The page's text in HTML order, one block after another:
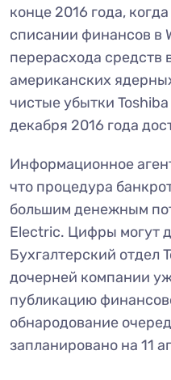
конце 2016 года,
списании финансов в
перерасхода средств
американских
чистые убытки
декабря 2016 года
Информационное
что процедура
большим денежным
Electric. Цифры могут
Бухгалтерский отдел
дочерней компании
публикацию
обнародование
запланировано на 11